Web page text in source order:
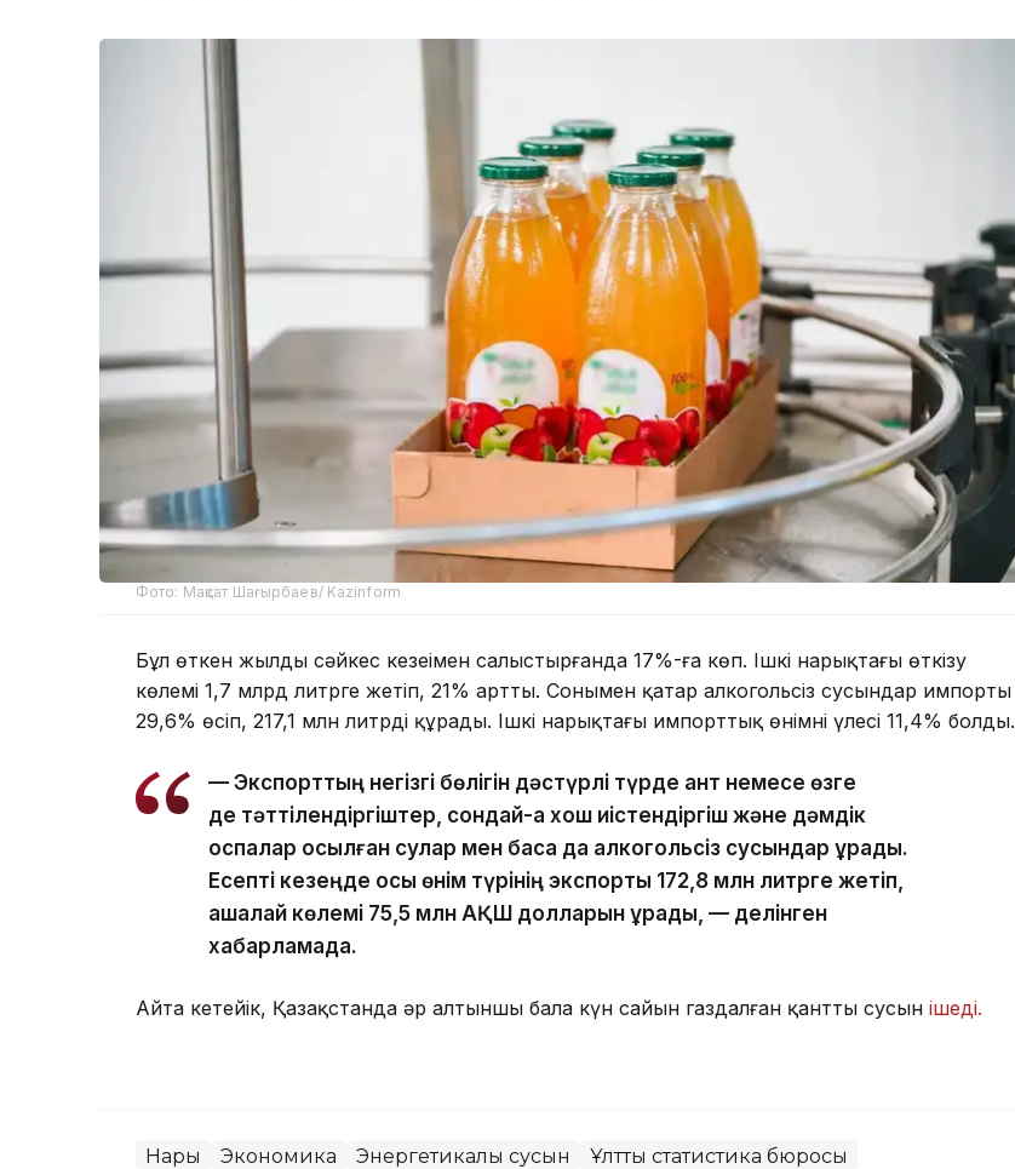
Фото: Мақсат Шағырбаев/ Kazinform
Бұл өткен жылдың сәйкес кезеңімен салыстырғанда 17%-ға көп. Ішкі нарықтағы өткізу
көлемі 1,7 млрд литрге жетіп, 21% артты. Сонымен қатар алкогольсіз сусындар импорты
29,6% өсіп, 217,1 млн литрді құрады. Ішкі нарықтағы импорттық өнімнің үлесі 11,4% болды.
— Экспорттың негізгі бөлігін дәстүрлі түрде қант немесе өзге
де тәттілендіргіштер, сондай-ақ хош иістендіргіш және дәмдік
қоспалар қосылған сулар мен басқа да алкогольсіз сусындар құрады.
Есепті кезеңде осы өнім түрінің экспорты 172,8 млн литрге жетіп,
ақшалай көлемі 75,5 млн АҚШ долларын құрады, — делінген
хабарламада.
Айта кетейік, Қазақстанда әр алтыншы бала күн сайын газдалған қантты сусын ішеді.
Нарық Экономика Энергетикалық сусын
Ұлттық статистика бюросы